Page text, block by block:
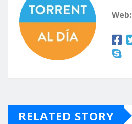
Web:
RELATED STORY